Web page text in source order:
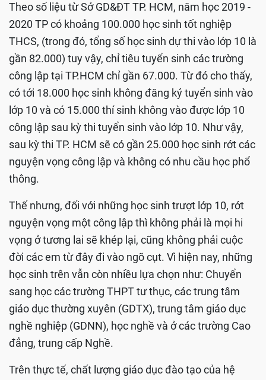
Theo số liệu từ Sở GD&ĐT TP. HCM, năm học 2019 -
2020 TP có khoảng 100.000 học sinh tốt nghiệp
THCS, (trong đó, tổng số học sinh dự thi vào lớp 10 là
gần 82.000) tuy vậy, chỉ tiêu tuyển sinh các trường
công lập tại TP.HCM chỉ gần 67.000. Từ đó cho thấy,
có tới 18.000 học sinh không đăng ký tuyển sinh vào
lớp 10 và có 15.000 thí sinh không vào được lớp 10
công lập sau kỳ thi tuyển sinh vào lớp 10. Như vậy,
sau kỳ thi TP. HCM sẽ có gần 25.000 học sinh rớt các
nguyện vọng công lập và không có nhu cầu học phổ
thông.
Thế nhưng, đối với những học sinh trượt lớp 10, rớt
nguyện vọng một công lập thì không phải là mọi hi
vọng ở tương lai sẽ khép lại, cũng không phải cuộc
đời các em từ đây đi vào ngõ cụt. Vì hiện nay, những
học sinh trên vẫn còn nhiều lựa chọn như: Chuyển
sang học các trường THPT tư thục, các trung tâm
giáo dục thường xuyên (GDTX), trung tâm giáo dục
nghề nghiệp (GDNN), học nghề và ở các trường Cao
đẳng, trung cấp Nghề.
Trên thực tế, chất lượng giáo dục đào tạo của hệ